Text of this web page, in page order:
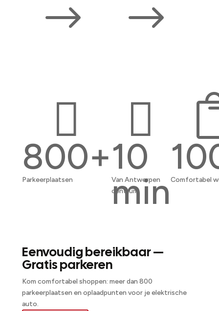
$ $

800+
Parkeerplaatsen

10
min
Van Antwerpen
centrum
Comfortabel
Eenvoudig bereikbaar —
Gratis parkeren
Kom comfortabel shoppen: meer dan 800
parkeerplaatsen en oplaadpunten voor je elektrische
auto.